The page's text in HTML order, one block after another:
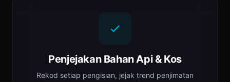
Penjejakan Bahan Api & Kos
Rekod setiap pengisian, jejak trend penjimatan